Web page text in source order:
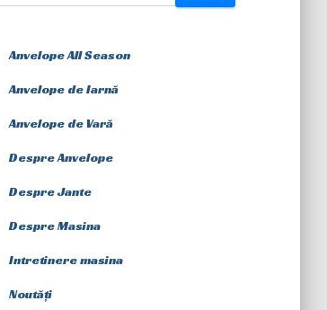
Anvelope All Season
Anvelope de Iarnă
Anvelope de Vară
Despre Anvelope
Despre Jante
Despre Masina
Intretinere masina
Noutăți